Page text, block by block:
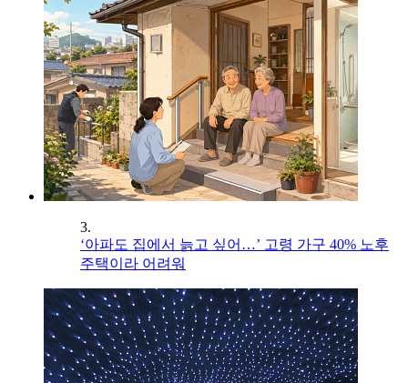
3.
‘아파도 집에서 늙고 싶어…’ 고령 가구 40% 노후
주택이라 어려워